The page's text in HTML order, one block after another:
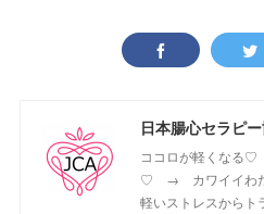
日本腸心セラピ
ココロが軽くなる
♡ → カワイイわた
軽いストレスからト